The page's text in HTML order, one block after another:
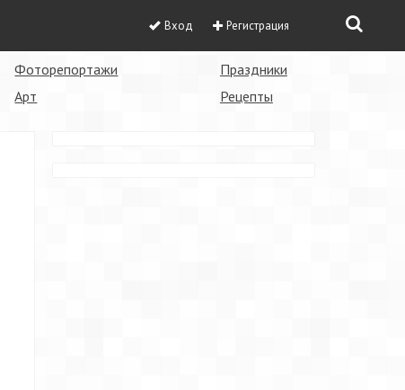
Вход Регистрация
Фоторепортажи
Арт
Праздники
Рецепты